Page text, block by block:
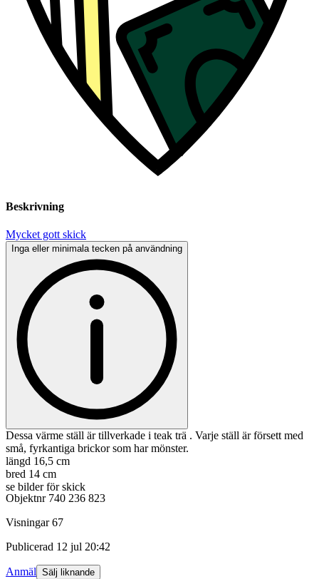
Beskrivning
Mycket gott skick
Inga eller minimala tecken på användning
Dessa värme ställ är tillverkade i teak trä . Varje ställ är försett med
små, fyrkantiga brickor som har mönster.
längd 16,5 cm
bred 14 cm
se bilder för skick
Objektnr 740 236 823
Visningar 67
Publicerad 12 jul 20:42
Anmäl Sälj liknande